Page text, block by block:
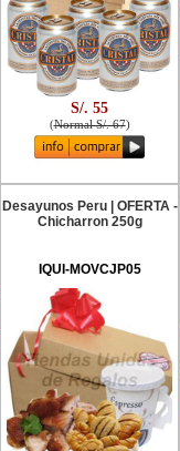
S/. 55
(Normal S/. 67)
Desayunos Peru | OFERTA -
Chicharron 250g
IQUI-MOVCJP05